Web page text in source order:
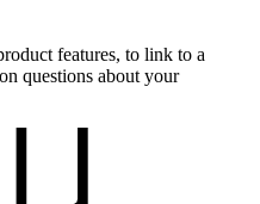
features, to link to a
questions about your